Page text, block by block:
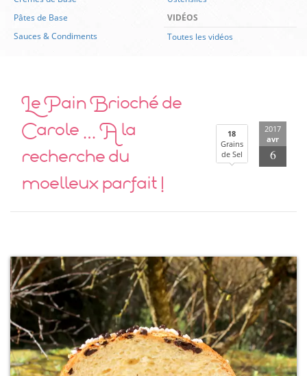
Pâtes de Base
Sauces & Condiments
VIDÉOS
Toutes les vidéos
Le Pain Brioché de
Carole … A la
recherche du
moelleux parfait !
18
Grains
de Sel
2017
avr
6